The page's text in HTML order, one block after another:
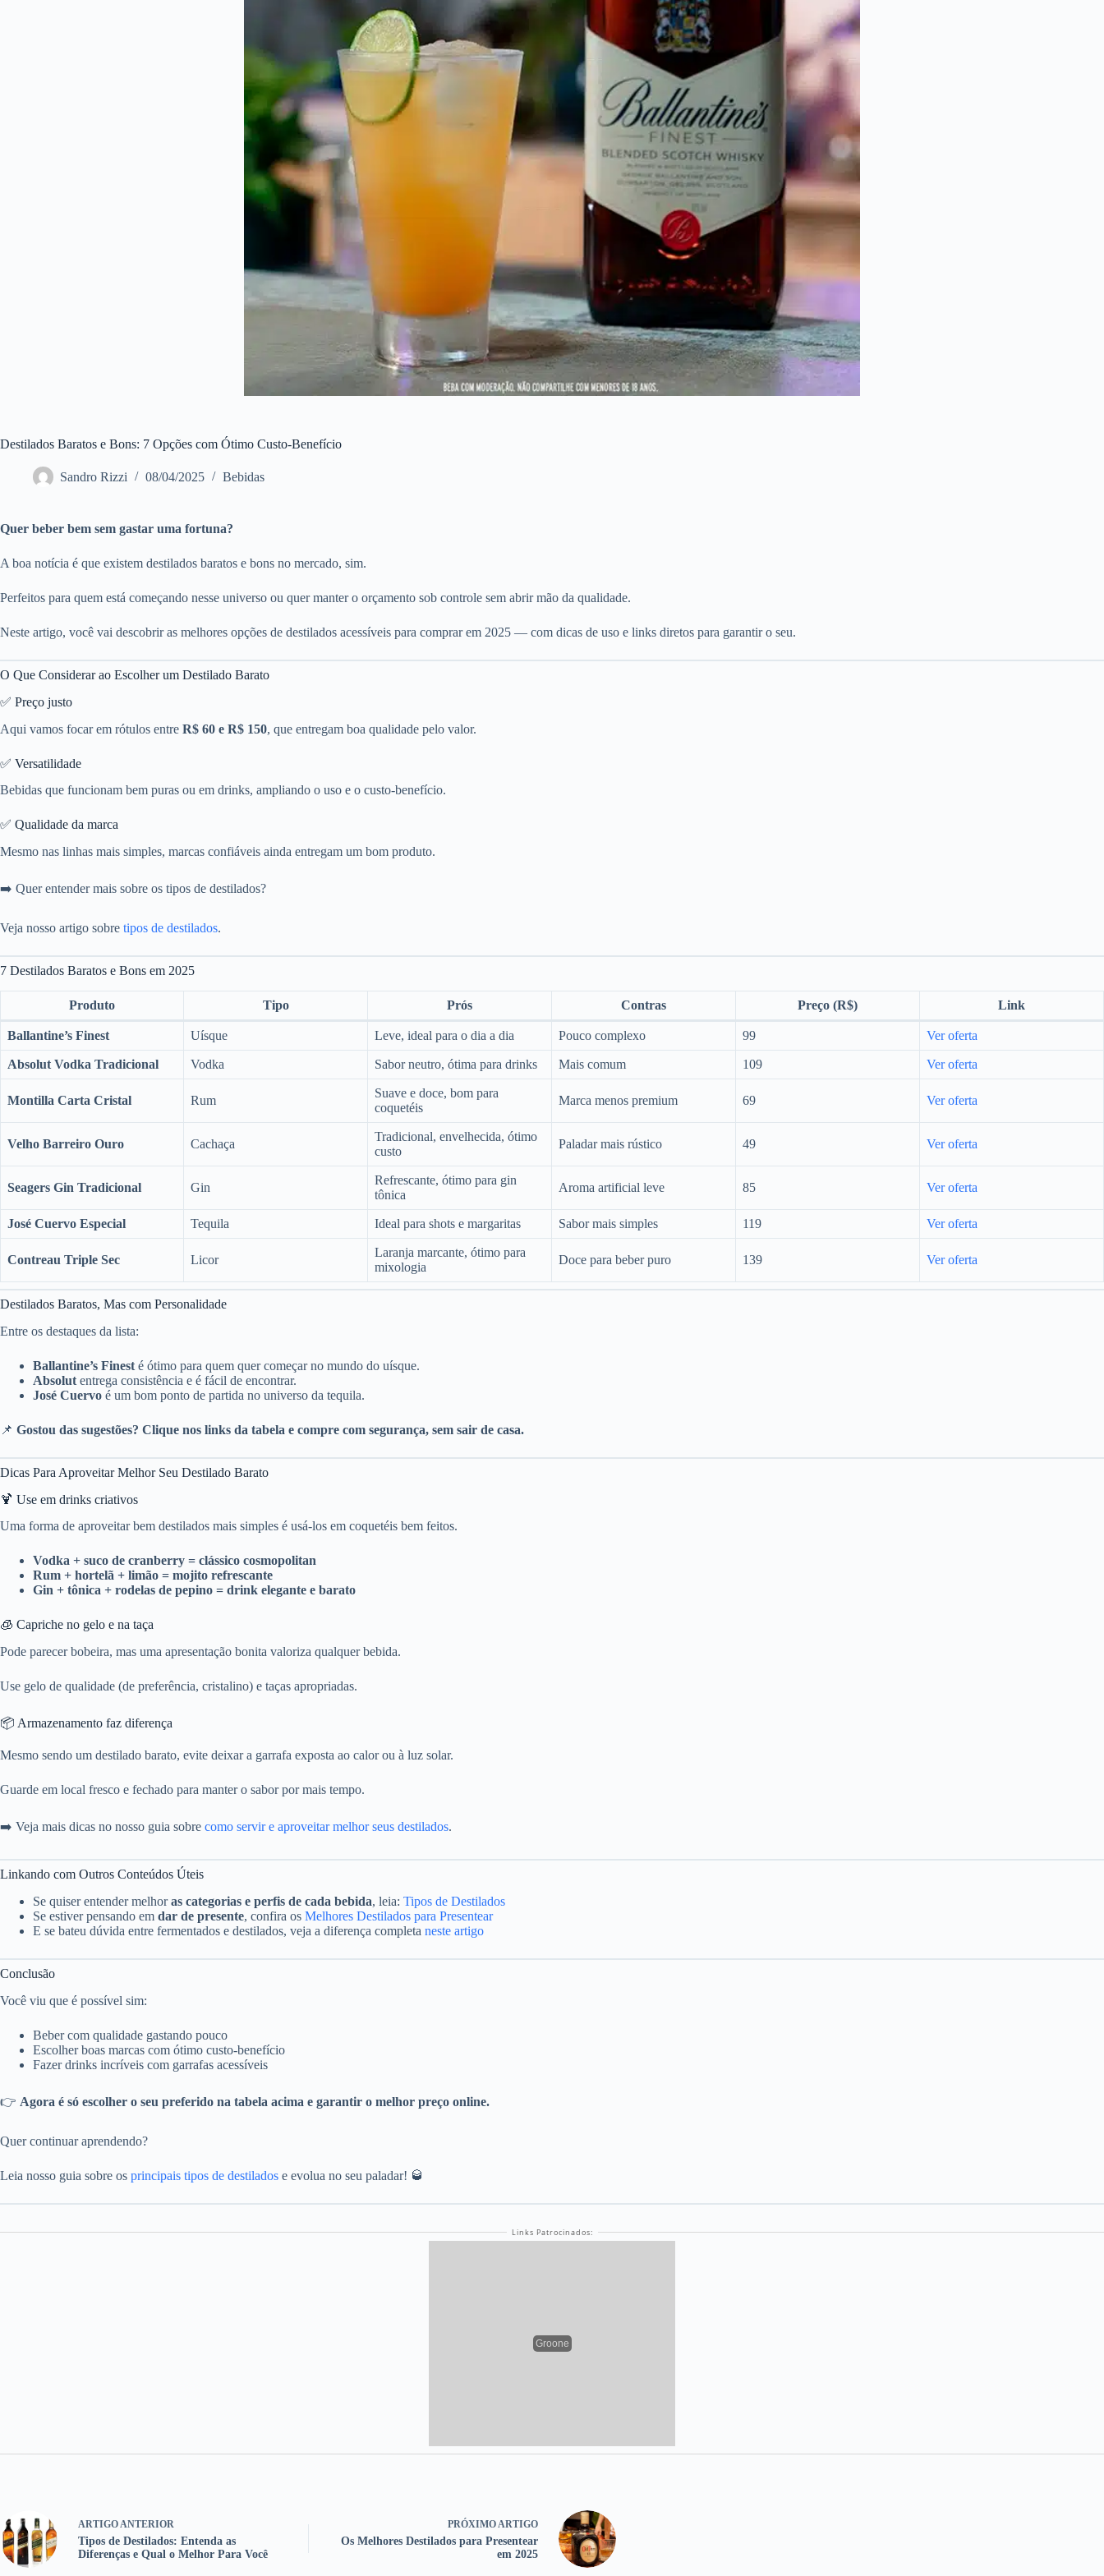
Destilados Baratos e Bons: 7 Opções com Ótimo Custo-Benefício
Sandro Rizzi 08/04/2025 Bebidas
Quer beber bem sem gastar uma fortuna?
A boa notícia é que existem destilados baratos e bons no mercado, sim.
Perfeitos para quem está começando nesse universo ou quer manter o orçamento sob controle sem abrir mão da qualidade.
Neste artigo, você vai descobrir as melhores opções de destilados acessíveis para comprar em 2025 — com dicas de uso e links diretos para garantir o seu.
O Que Considerar ao Escolher um Destilado Barato
✅ Preço justo
Aqui vamos focar em rótulos entre R$ 60 e R$ 150, que entregam boa qualidade pelo valor.
✅ Versatilidade
Bebidas que funcionam bem puras ou em drinks, ampliando o uso e o custo-benefício.
✅ Qualidade da marca
Mesmo nas linhas mais simples, marcas confiáveis ainda entregam um bom produto.
➡️ Quer entender mais sobre os tipos de destilados?
Veja nosso artigo sobre tipos de destilados.
7 Destilados Baratos e Bons em 2025
Produto Tipo Prós Contras Preço (R$) Link
Ballantine’s Finest Uísque Leve, ideal para o dia a dia Pouco complexo 99 Ver oferta
Absolut Vodka Tradicional Vodka Sabor neutro, ótima para drinks Mais comum 109 Ver oferta
Montilla Carta Cristal Rum
Suave e doce, bom para
coquetéis
Marca menos premium 69 Ver oferta
Velho Barreiro Ouro Cachaça
Tradicional, envelhecida, ótimo
custo
Paladar mais rústico 49 Ver oferta
Seagers Gin Tradicional Gin
Refrescante, ótimo para gin
tônica
Aroma artificial leve 85 Ver oferta
José Cuervo Especial Tequila Ideal para shots e margaritas Sabor mais simples 119 Ver oferta
Contreau Triple Sec Licor
Laranja marcante, ótimo para
mixologia
Doce para beber puro 139 Ver oferta
Destilados Baratos, Mas com Personalidade
Entre os destaques da lista:
Ballantine’s Finest é ótimo para quem quer começar no mundo do uísque.
Absolut entrega consistência e é fácil de encontrar.
José Cuervo é um bom ponto de partida no universo da tequila.
📌 Gostou das sugestões? Clique nos links da tabela e compre com segurança, sem sair de casa.
Dicas Para Aproveitar Melhor Seu Destilado Barato
🍹 Use em drinks criativos
Uma forma de aproveitar bem destilados mais simples é usá-los em coquetéis bem feitos.
Vodka + suco de cranberry = clássico cosmopolitan
Rum + hortelã + limão = mojito refrescante
Gin + tônica + rodelas de pepino = drink elegante e barato
🧊 Capriche no gelo e na taça
Pode parecer bobeira, mas uma apresentação bonita valoriza qualquer bebida.
Use gelo de qualidade (de preferência, cristalino) e taças apropriadas.
📦 Armazenamento faz diferença
Mesmo sendo um destilado barato, evite deixar a garrafa exposta ao calor ou à luz solar.
Guarde em local fresco e fechado para manter o sabor por mais tempo.
➡️ Veja mais dicas no nosso guia sobre como servir e aproveitar melhor seus destilados.
Linkando com Outros Conteúdos Úteis
Se quiser entender melhoras categorias e perfis de cada bebida, leia: Tipos de Destilados
Se estiver pensando em dar de presente, confira os Melhores Destilados para Presentear
E se bateu dúvida entre fermentados e destilados, veja a diferença completa neste artigo
Conclusão
Você viu que é possível sim:
Beber com qualidade gastando pouco
Escolher boas marcas com ótimo custo-benefício
Fazer drinks incríveis com garrafas acessíveis
👉 Agora é só escolher o seu preferido na tabela acima e garantir o melhor preço online.
Quer continuar aprendendo?
Leia nosso guia sobre os principais tipos de destilados e evolua no seu paladar! 🥃